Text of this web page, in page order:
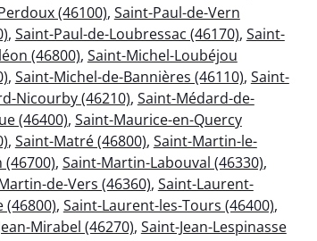
(46100), Saint-Paul-de-Vern
, Saint-Paul-de-Loubressac (46170), Saint-
(46800), Saint-Michel-Loubéjou
, Saint-Michel-de-Bannières (46110), Saint-
Nicourby (46210), Saint-Médard-de-
(46400), Saint-Maurice-en-Quercy
, Saint-Matré (46800), Saint-Martin-le-
(46700), Saint-Martin-Labouval (46330),
de-Vers (46360), Saint-Laurent-
(46800), Saint-Laurent-les-Tours (46400),
Mirabel (46270), Saint-Jean-Lespinasse